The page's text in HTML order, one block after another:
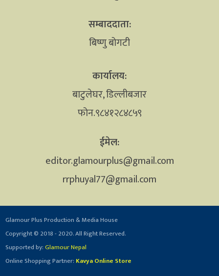
सम्बाददाता:
बिष्णु बोगटी
कार्यालय:
बाटुलेघर, डिल्लीबजार
फोन.९८४१२८४८५९
ईमेल:
editor.glamourplus@gmail.com
rrphuyal77@gmail.com
Glamour Plus Production & Media House
Copyright © 2018 - 2020. All Right Reserved.
Supported by:Glamour Nepal
Online Shopping Partner: Kavya Online Store